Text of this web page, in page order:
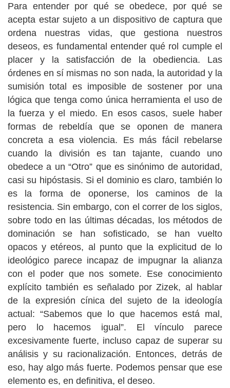
Para entender por qué se obedece, por qué se
acepta estar sujeto a un dispositivo de captura que
ordena nuestras vidas, que gestiona nuestros
deseos, es fundamental entender qué rol cumple el
placer y la satisfacción de la obediencia. Las
órdenes en sí mismas no son nada, la autoridad y la
sumisión total es imposible de sostener por una
lógica que tenga como única herramienta el uso de
la fuerza y el miedo. En esos casos, suele haber
formas de rebeldía que se oponen de manera
concreta a esa violencia. Es más fácil rebelarse
cuando la división es tan tajante, cuando uno
obedece a un “Otro” que es sinónimo de autoridad,
casi su hipóstasis. Si el dominio es claro, también lo
es la forma de oponerse, los caminos de la
resistencia. Sin embargo, con el correr de los siglos,
sobre todo en las últimas décadas, los métodos de
dominación se han sofisticado, se han vuelto
opacos y etéreos, al punto que la explicitud de lo
ideológico parece incapaz de impugnar la alianza
con el poder que nos somete. Ese conocimiento
explícito también es señalado por Zizek, al hablar
de la expresión cínica del sujeto de la ideología
actual: “Sabemos que lo que hacemos está mal,
pero lo hacemos igual”. El vínculo parece
excesivamente fuerte, incluso capaz de superar su
análisis y su racionalización. Entonces, detrás de
eso, hay algo más fuerte. Podemos pensar que ese
elemento es, en definitiva, el deseo.